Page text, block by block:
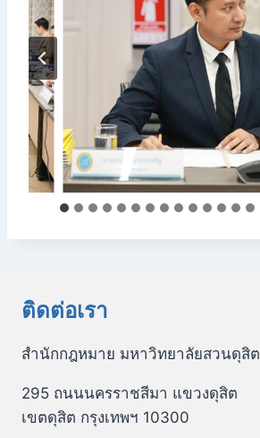
ติดต่อเรา
สำนักกฎหมาย มหาวิทยาลัยสวนดุสิต
295 ถนนนครราชสีมา แขวงดุสิต
เขตดุสิต กรุงเทพฯ 10300